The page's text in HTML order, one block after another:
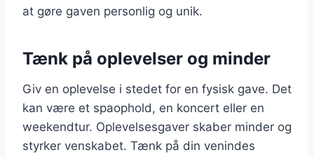
at gøre gaven personlig og unik.
Tænk på oplevelser og minder
Giv en oplevelse i stedet for en fysisk gave. Det
kan være et spaophold, en koncert eller en
weekendtur. Oplevelsesgaver skaber minder og
styrker venskabet. Tænk på din venindes